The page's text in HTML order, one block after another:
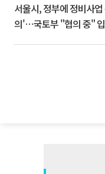
서울시, 정부에 정비사
의'⋯국토부 "협의 중"